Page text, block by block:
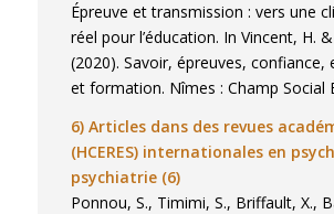
Épreuve et transmission : vers une
réel pour l’éducation. In Vincent, H.
(2020). Savoir, épreuves, confiance,
et formation. Nîmes : Champ Social
6) Articles dans des revues
(HCERES) internationales en
psychiatrie (6)
Ponnou, S., Timimi, S., Briffault, X.,